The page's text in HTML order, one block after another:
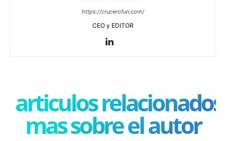
https://crucerofun.com/
CEO y EDITOR
articulos relacionados
mas sobre el autor